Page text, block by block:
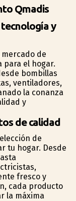
Qmadis
y
de
para el hogar.
bombillas
ventiladores,
la confianza
y
de calidad
de
tu hogar. Desde
fresco y
cada producto
la máxima